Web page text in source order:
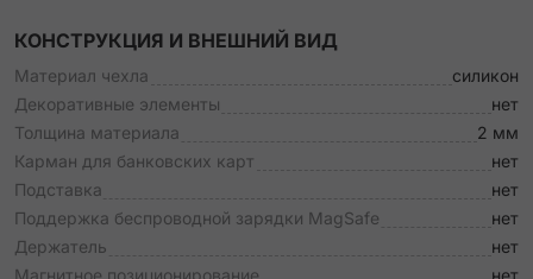
КОНСТРУКЦИЯ И ВНЕШНИЙ ВИД
Материал чехла
силикон
Декоративные элементы
нет
Толщина материала
2 мм
Карман для банковских карт
нет
Подставка
нет
Поддержка беспроводной зарядки MagSafe
нет
Держатель
нет
Магнитное позиционирование
нет